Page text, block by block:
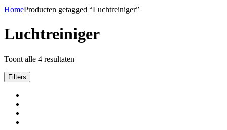
HomeProducten getagged “Luchtreiniger”
Luchtreiniger
Toont alle 4 resultaten
Filters